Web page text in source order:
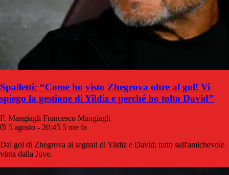
Spalletti: “Come ho visto Zhegrova oltre al gol! Vi
spiego la gestione di Yildiz e perché ho tolto David”
F. Mangiagli Francesco Mangiagli
5 agosto - 20:45 5 ore fa
Dal gol di Zhegrova ai segnali di Yildiz e David: tutto sull'amichevole
vinta dalla Juve.